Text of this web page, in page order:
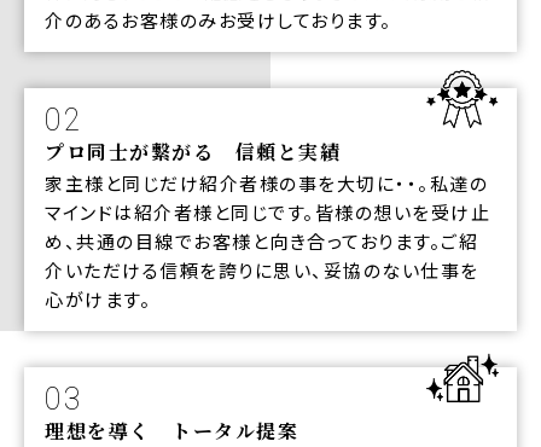
介のあるお客様のみお受けしております。
02
プロ同士が繋がる 信頼と実績
家主様と同じだけ紹介者様の事を大切に・・。私達の
マインドは紹介者様と同じです。皆様の想いを受け止
め、共通の目線でお客様と向き合っております。ご紹
介いただける信頼を誇りに思い、妥協のない仕事を
心がけます。
03
理想を導く トータル提案